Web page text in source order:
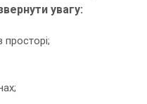
увагу:
просторі;